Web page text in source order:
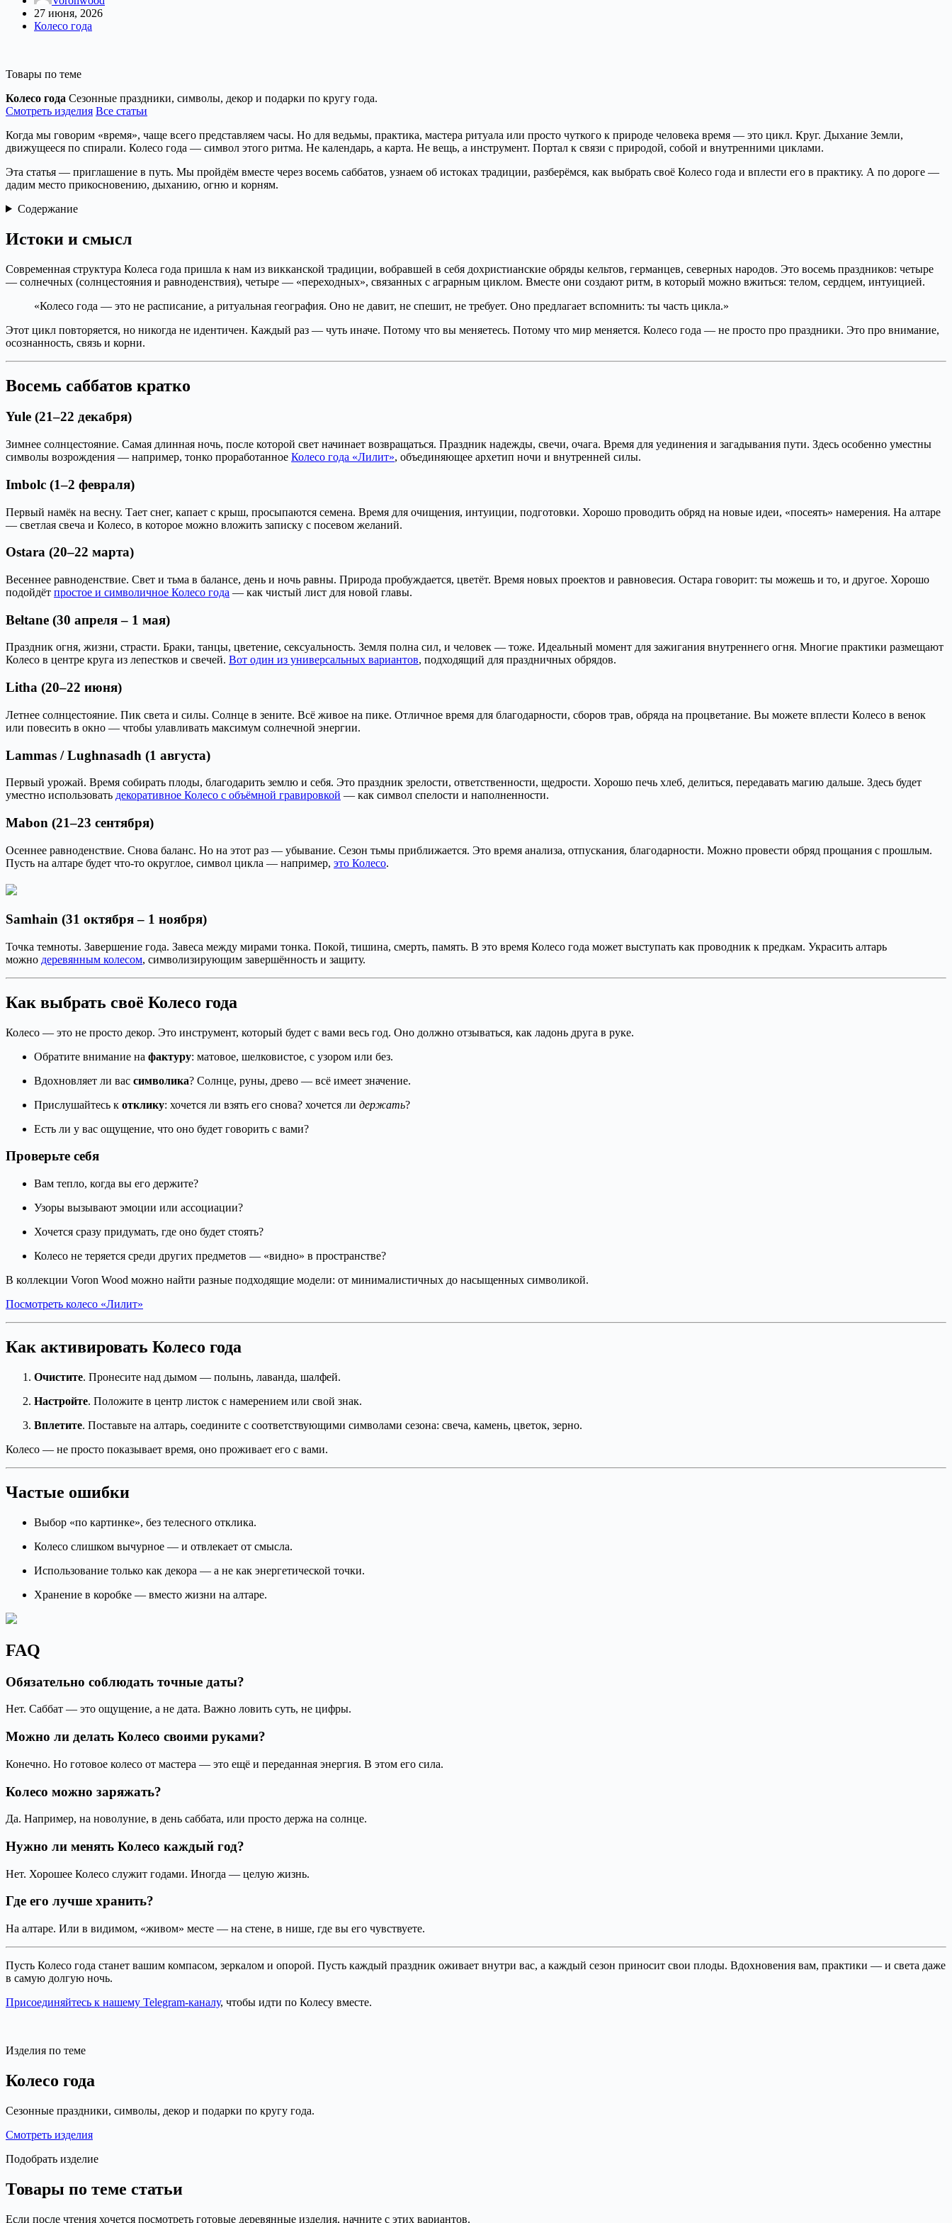
27 июня, 2026
Колесо года
Товары по теме
Колесо года Сезонные праздники, символы, декор и подарки по кругу года.
Смотреть изделия Все статьи
Когда мы говорим «время», чаще всего представляем часы. Но для ведьмы, практика, мастера ритуала или просто чуткого к природе человека время — это цикл. Круг. Дыхание Земли,
движущееся по спирали. Колесо года — символ этого ритма. Не календарь, а карта. Не вещь, а инструмент. Портал к связи с природой, собой и внутренними циклами.
Эта статья — приглашение в путь. Мы пройдём вместе через восемь саббатов, узнаем об истоках традиции, разберёмся, как выбрать своё Колесо года и вплести его в практику. А по дороге —
дадим место прикосновению, дыханию, огню и корням.
Содержание
Истоки и смысл
Современная структура Колеса года пришла к нам из викканской традиции, вобравшей в себя дохристианские обряды кельтов, германцев, северных народов. Это восемь праздников: четыре
— солнечных (солнцестояния и равноденствия), четыре — «переходных», связанных с аграрным циклом. Вместе они создают ритм, в который можно вжиться: телом, сердцем, интуицией.
«Колесо года — это не расписание, а ритуальная география. Оно не давит, не спешит, не требует. Оно предлагает вспомнить: ты часть цикла.»
Этот цикл повторяется, но никогда не идентичен. Каждый раз — чуть иначе. Потому что вы меняетесь. Потому что мир меняется. Колесо года — не просто про праздники. Это про внимание,
осознанность, связь и корни.
Восемь саббатов кратко
Yule (21–22 декабря)
Зимнее солнцестояние. Самая длинная ночь, после которой свет начинает возвращаться. Праздник надежды, свечи, очага. Время для уединения и загадывания пути. Здесь особенно уместны
символы возрождения — например, тонко проработанное Колесо года «Лилит», объединяющее архетип ночи и внутренней силы.
Imbolc (1–2 февраля)
Первый намёк на весну. Тает снег, капает с крыш, просыпаются семена. Время для очищения, интуиции, подготовки. Хорошо проводить обряд на новые идеи, «посеять» намерения. На алтаре
— светлая свеча и Колесо, в которое можно вложить записку с посевом желаний.
Ostara (20–22 марта)
Весеннее равноденствие. Свет и тьма в балансе, день и ночь равны. Природа пробуждается, цветёт. Время новых проектов и равновесия. Остара говорит: ты можешь и то, и другое. Хорошо
подойдёт простое и символичное Колесо года — как чистый лист для новой главы.
Beltane (30 апреля – 1 мая)
Праздник огня, жизни, страсти. Браки, танцы, цветение, сексуальность. Земля полна сил, и человек — тоже. Идеальный момент для зажигания внутреннего огня. Многие практики размещают
Колесо в центре круга из лепестков и свечей. Вот один из универсальных вариантов, подходящий для праздничных обрядов.
Litha (20–22 июня)
Летнее солнцестояние. Пик света и силы. Солнце в зените. Всё живое на пике. Отличное время для благодарности, сборов трав, обряда на процветание. Вы можете вплести Колесо в венок
или повесить в окно — чтобы улавливать максимум солнечной энергии.
Lammas / Lughnasadh (1 августа)
Первый урожай. Время собирать плоды, благодарить землю и себя. Это праздник зрелости, ответственности, щедрости. Хорошо печь хлеб, делиться, передавать магию дальше. Здесь будет
уместно использовать декоративное Колесо с объёмной гравировкой — как символ спелости и наполненности.
Mabon (21–23 сентября)
Осеннее равноденствие. Снова баланс. Но на этот раз — убывание. Сезон тьмы приближается. Это время анализа, отпускания, благодарности. Можно провести обряд прощания с прошлым.
Пусть на алтаре будет что-то округлое, символ цикла — например, это Колесо.
Samhain (31 октября – 1 ноября)
Точка темноты. Завершение года. Завеса между мирами тонка. Покой, тишина, смерть, память. В это время Колесо года может выступать как проводник к предкам. Украсить алтарь
можно деревянным колесом, символизирующим завершённость и защиту.
Как выбрать своё Колесо года
Колесо — это не просто декор. Это инструмент, который будет с вами весь год. Оно должно отзываться, как ладонь друга в руке.
Обратите внимание на фактуру: матовое, шелковистое, с узором или без.
Вдохновляет ли вас символика? Солнце, руны, древо — всё имеет значение.
Прислушайтесь к отклику: хочется ли взять его снова? хочется ли держать?
Есть ли у вас ощущение, что оно будет говорить с вами?
Проверьте себя
Вам тепло, когда вы его держите?
Узоры вызывают эмоции или ассоциации?
Хочется сразу придумать, где оно будет стоять?
Колесо не теряется среди других предметов — «видно» в пространстве?
В коллекции Voron Wood можно найти разные подходящие модели: от минималистичных до насыщенных символикой.
Посмотреть колесо «Лилит»
Как активировать Колесо года
Очистите. Пронесите над дымом — полынь, лаванда, шалфей.
Настройте. Положите в центр листок с намерением или свой знак.
Вплетите. Поставьте на алтарь, соедините с соответствующими символами сезона: свеча, камень, цветок, зерно.
Колесо — не просто показывает время, оно проживает его с вами.
Частые ошибки
Выбор «по картинке», без телесного отклика.
Колесо слишком вычурное — и отвлекает от смысла.
Использование только как декора — а не как энергетической точки.
Хранение в коробке — вместо жизни на алтаре.
FAQ
Обязательно соблюдать точные даты?
Нет. Саббат — это ощущение, а не дата. Важно ловить суть, не цифры.
Можно ли делать Колесо своими руками?
Конечно. Но готовое колесо от мастера — это ещё и переданная энергия. В этом его сила.
Колесо можно заряжать?
Да. Например, на новолуние, в день саббата, или просто держа на солнце.
Нужно ли менять Колесо каждый год?
Нет. Хорошее Колесо служит годами. Иногда — целую жизнь.
Где его лучше хранить?
На алтаре. Или в видимом, «живом» месте — на стене, в нише, где вы его чувствуете.
Пусть Колесо года станет вашим компасом, зеркалом и опорой. Пусть каждый праздник оживает внутри вас, а каждый сезон приносит свои плоды. Вдохновения вам, практики — и света даже
в самую долгую ночь.
Присоединяйтесь к нашему Telegram-каналу, чтобы идти по Колесу вместе.
Изделия по теме
Колесо года
Сезонные праздники, символы, декор и подарки по кругу года.
Смотреть изделия
Подобрать изделие
Товары по теме статьи
Если после чтения хочется посмотреть готовые деревянные изделия, начните с этих вариантов.